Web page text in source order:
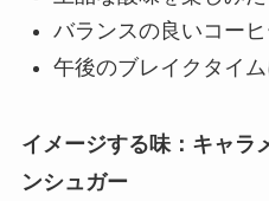
バランスの良いコー
午後のブレイクタイム
イメージする味：キャラ
ンシュガー